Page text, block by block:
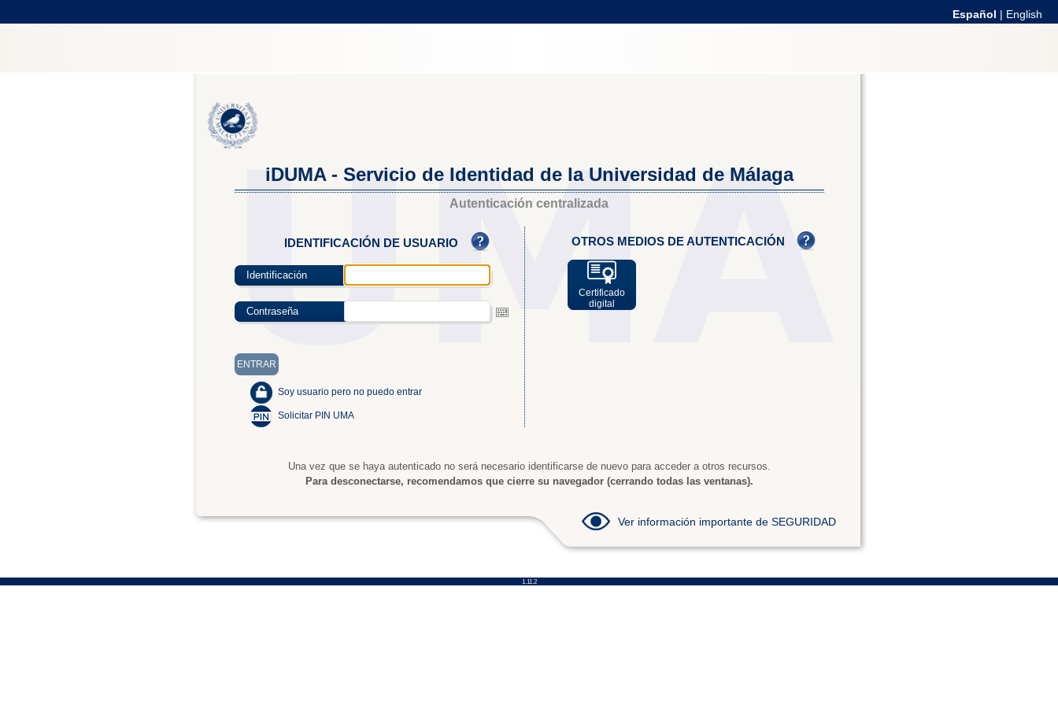
Español | English
iDUMA - Servicio de Identidad de la Universidad de Málaga
Autenticación centralizada
IDENTIFICACIÓN DE USUARIO
Identificación
Contraseña
Soy usuario pero no puedo entrar
Solicitar PIN UMA
OTROS MEDIOS DE AUTENTICACIÓN
Certificado
digital
Una vez que se haya autenticado no será necesario identificarse de nuevo para acceder a otros recursos.
Para desconectarse, recomendamos que cierre su navegador (cerrando todas las ventanas).
Ver información importante de SEGURIDAD
1.11.2